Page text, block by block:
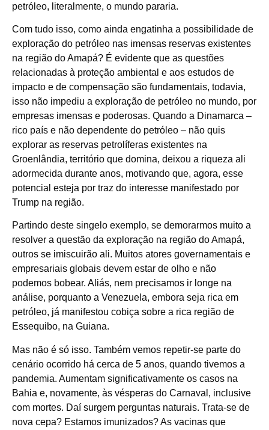
petróleo, literalmente, o mundo pararia.
Com tudo isso, como ainda engatinha a possibilidade de
exploração do petróleo nas imensas reservas existentes
na região do Amapá? É evidente que as questões
relacionadas à proteção ambiental e aos estudos de
impacto e de compensação são fundamentais, todavia,
isso não impediu a exploração de petróleo no mundo, por
empresas imensas e poderosas. Quando a Dinamarca –
rico país e não dependente do petróleo – não quis
explorar as reservas petrolíferas existentes na
Groenlândia, território que domina, deixou a riqueza ali
adormecida durante anos, motivando que, agora, esse
potencial esteja por traz do interesse manifestado por
Trump na região.
Partindo deste singelo exemplo, se demorarmos muito a
resolver a questão da exploração na região do Amapá,
outros se imiscuirão ali. Muitos atores governamentais e
empresariais globais devem estar de olho e não
podemos bobear. Aliás, nem precisamos ir longe na
análise, porquanto a Venezuela, embora seja rica em
petróleo, já manifestou cobiça sobre a rica região de
Essequibo, na Guiana.
Mas não é só isso. Também vemos repetir-se parte do
cenário ocorrido há cerca de 5 anos, quando tivemos a
pandemia. Aumentam significativamente os casos na
Bahia e, novamente, às vésperas do Carnaval, inclusive
com mortes. Daí surgem perguntas naturais. Trata-se de
nova cepa? Estamos imunizados? As vacinas que